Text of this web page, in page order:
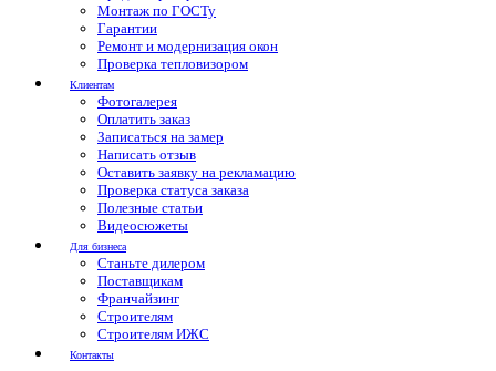
Монтаж по ГОСТу
Гарантии
Ремонт и модернизация окон
Проверка тепловизором
Клиентам
Фотогалерея
Оплатить заказ
Записаться на замер
Написать отзыв
Оставить заявку на рекламацию
Проверка статуса заказа
Полезные статьи
Видеосюжеты
Для бизнеса
Станьте дилером
Поставщикам
Франчайзинг
Строителям
Строителям ИЖС
Контакты